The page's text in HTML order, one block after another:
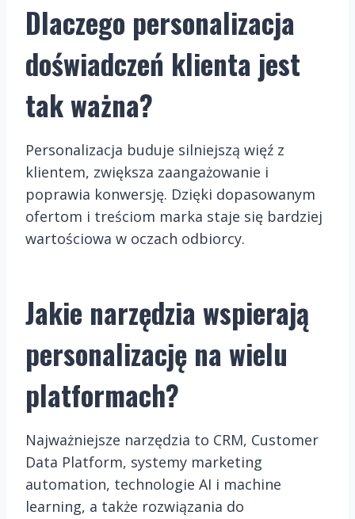
Dlaczego personalizacja
doświadczeń klienta jest
tak ważna?
Personalizacja buduje silniejszą więź z
klientem, zwiększa zaangażowanie i
poprawia konwersję. Dzięki dopasowanym
ofertom i treściom marka staje się bardziej
wartościowa w oczach odbiorcy.
Jakie narzędzia wspierają
personalizację na wielu
platformach?
Najważniejsze narzędzia to CRM, Customer
Data Platform, systemy marketing
automation, technologie AI i machine
learning, a także rozwiązania do